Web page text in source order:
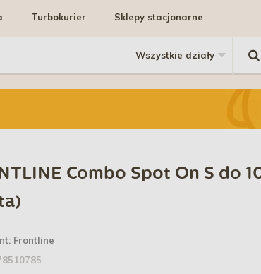
Turbokurier Sklepy stacjonarne
Combo Spot On S do
Frontline